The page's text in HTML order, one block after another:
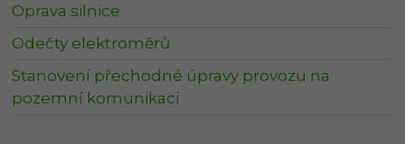
Oprava silnice
Odečty elektroměrů
Stanovení přechodné úpravy provozu na
pozemní komunikaci